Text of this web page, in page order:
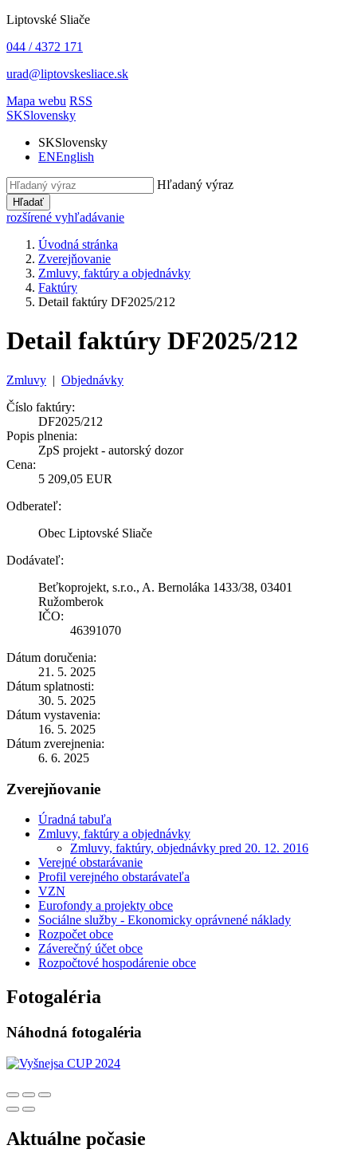
Liptovské Sliače
044 / 4372 171
urad@liptovskesliace.sk
Mapa webu RSS
SKSlovensky
SKSlovensky
ENEnglish
Hľadaný výraz
Hľadať
rozšírené vyhľadávanie
Úvodná stránka
Zverejňovanie
Zmluvy, faktúry a objednávky
Faktúry
Detail faktúry DF2025/212
Detail faktúry DF2025/212
Zmluvy | Objednávky
Číslo faktúry:
DF2025/212
Popis plnenia:
ZpS projekt - autorský dozor
Cena:
5 209,05 EUR
Odberateľ:
Obec Liptovské Sliače
Dodávateľ:
Beťkoprojekt, s.r.o., A. Bernoláka 1433/38, 03401
Ružomberok
IČO:
46391070
Dátum doručenia:
21. 5. 2025
Dátum splatnosti:
30. 5. 2025
Dátum vystavenia:
16. 5. 2025
Dátum zverejnenia:
6. 6. 2025
Zverejňovanie
Úradná tabuľa
Zmluvy, faktúry a objednávky
Zmluvy, faktúry, objednávky pred 20. 12. 2016
Verejné obstarávanie
Profil verejného obstarávateľa
VZN
Eurofondy a projekty obce
Sociálne služby - Ekonomicky oprávnené náklady
Rozpočet obce
Záverečný účet obce
Rozpočtové hospodárenie obce
Fotogaléria
Náhodná fotogaléria
Aktuálne počasie